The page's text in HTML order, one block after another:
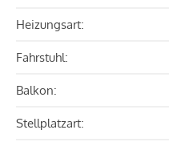
Heizungsart:
Fahrstuhl:
Balkon:
Stellplatzart: